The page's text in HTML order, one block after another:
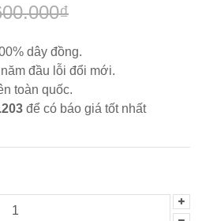
dây đồng.
đầu lỗi đổi mới.
toàn quốc.
để có báo giá tốt nhất